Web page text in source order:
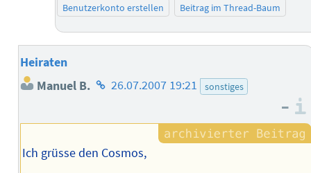
Benutzerkonto erstellen
Beitrag im Thread-Baum
Heiraten
Manuel B. Homepage
Autors
26.07.2007 19:21 sonstiges
–
Ich grüsse den Cosmos,